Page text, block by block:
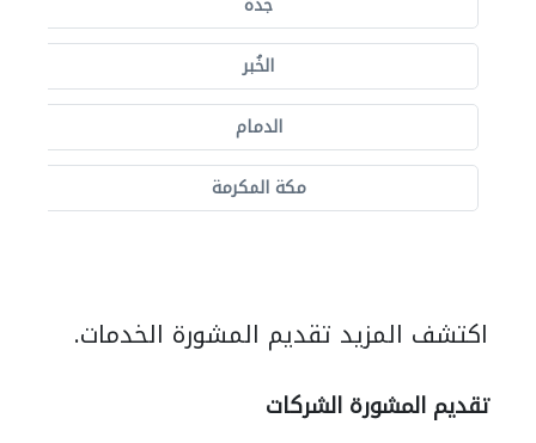
الخُبر
الدمام
مكة المكرمة
اكتشف المزيد تقديم المشورة الخدمات.
تقديم المشورة الشركات